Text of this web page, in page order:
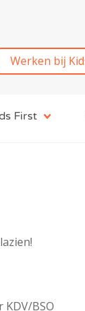
Werken bij
First
BSO